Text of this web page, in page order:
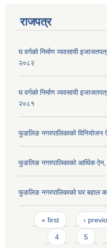
राजपत्र
घ वर्गको निर्माण व्यवसायी
२०८२
घ वर्गको निर्माण व्यवसायी
२०८१
फुङलिङ नगरपालिकाको विनियोजन
फुङलिङ नगरपालिकाको आर्थिक
फुङलिङ नगरपालिकाको घर बहाल
Pages
« first ‹
4 5